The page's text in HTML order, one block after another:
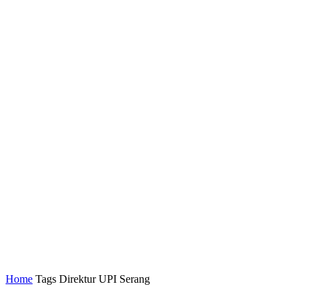
Home Tags Direktur UPI Serang